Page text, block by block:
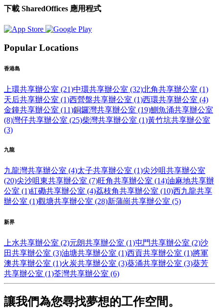
下載 SharedOffices 應用程式
Popular Locations
香港島
上環共享辦公室 (21)中環共享辦公室 (32)北角共享辦公室 (1)
天后共享辦公室 (1)西營盤共享辦公室 (1)西環共享辦公室 (4)
金鐘共享辦公室 (11)銅鑼灣共享辦公室 (19)鰂魚涌共享辦公室
(8)灣仔共享辦公室 (25)柴灣共享辦公室 (1)黃竹坑共享辦公室
(3)
九龍
九龍灣共享辦公室 (4)太子共享辦公室 (1)尖沙咀共享辦公室
(20)尖沙咀東共享辦公室 (7)旺角共享辦公室 (14)油麻地共享辦
公室 (1)紅磡共享辦公室 (4)荔枝角共享辦公室 (10)西九龍共享
辦公室 (1)觀塘共享辦公室 (28)新蒲崗共享辦公室 (5)
新界
上水共享辦公室 (2)元朗共享辦公室 (1)屯門共享辦公室 (2)沙
田共享辦公室 (3)油塘共享辦公室 (1)西貢共享辦公室 (1)將軍
澳共享辦公室 (1)火炭共享辦公室 (3)葵涌共享辦公室 (3)葵芳
共享辦公室 (1)荃灣共享辦公室 (6)
讓我們為您尋找夢想的工作空間。